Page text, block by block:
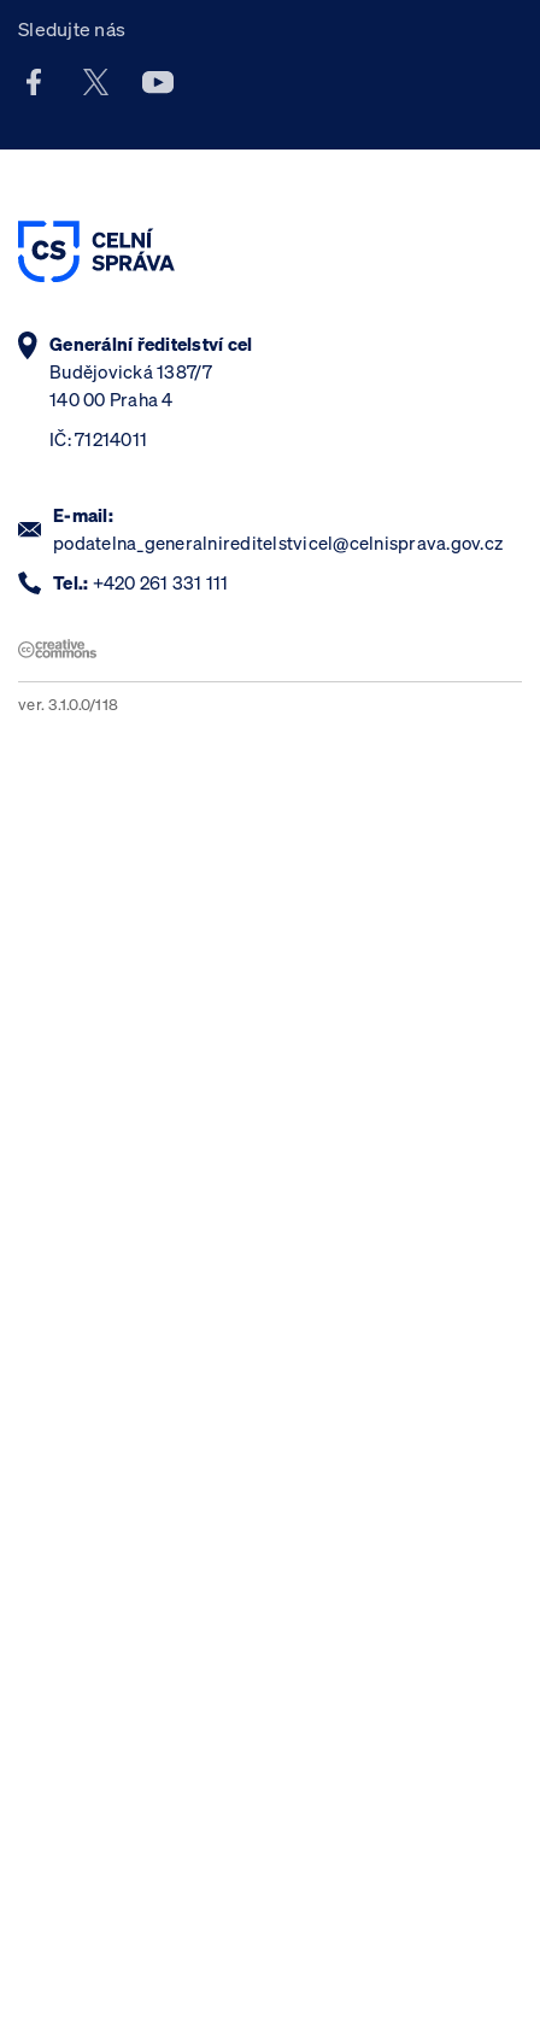
Sledujte nás
Facebook účet Celní správy ČR
X účet Celní správy ČR
Youtube účet Celní správy ČR
Generální ředitelství cel
Budějovická 1387/7
140 00 Praha 4
IČ: 71214011
E-mail:
podatelna_generalnireditelstvicel@celnisprava.gov.cz
Tel.: +420 261 331 111
ver. 3.1.0.0/118